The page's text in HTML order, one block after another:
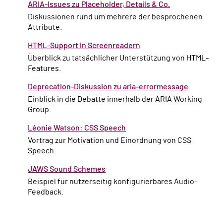
ARIA-Issues zu Placeholder, Details & Co.
Diskussionen rund um mehrere der besprochenen
Attribute.
HTML-Support in Screenreadern
Überblick zu tatsächlicher Unterstützung von HTML-
Features.
Deprecation-Diskussion zu aria-errormessage
Einblick in die Debatte innerhalb der ARIA Working
Group.
Léonie Watson: CSS Speech
Vortrag zur Motivation und Einordnung von CSS
Speech.
JAWS Sound Schemes
Beispiel für nutzerseitig konfigurierbares Audio-
Feedback.